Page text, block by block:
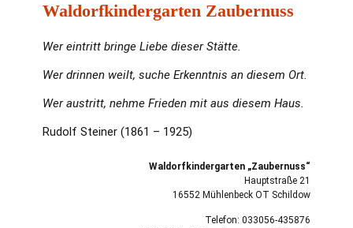
Waldorfkindergarten Zaubernuss
Wer eintritt bringe Liebe dieser Stätte.
Wer drinnen weilt, suche Erkenntnis an diesem Ort.
Wer austritt, nehme Frieden mit aus diesem Haus.
Rudolf Steiner (1861 – 1925)
Waldorfkindergarten „Zaubernuss“
Hauptstraße 21
16552 Mühlenbeck OT Schildow
Telefon: 033056-435876